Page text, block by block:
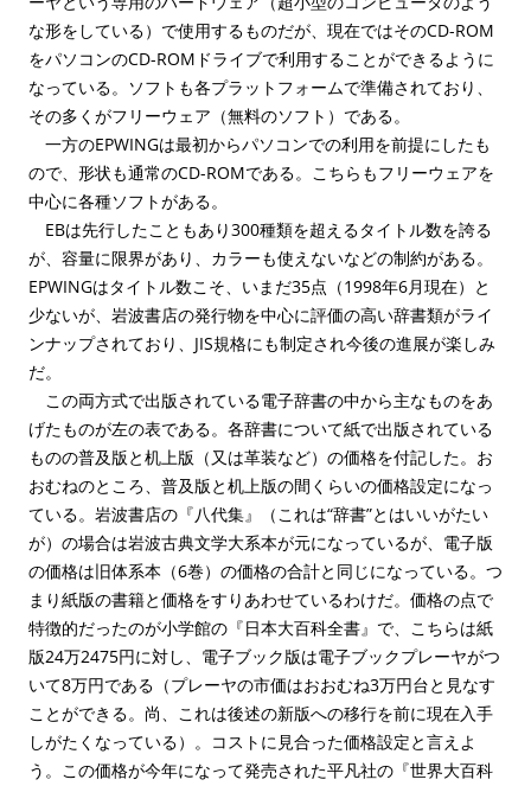
な形をしている）で使用するものだが、現在ではそのCD-ROM
をパソコンのCD-ROMドライブで利用することができるように
なっている。ソフトも各プラットフォームで準備されており、
その多くがフリーウェア（無料のソフト）である。
一方のEPWINGは最初からパソコンでの利用を前提にしたも
ので、形状も通常のCD-ROMである。こちらもフリーウェアを
中心に各種ソフトがある。
EBは先行したこともあり300種類を超えるタイトル数を誇る
が、容量に限界があり、カラーも使えないなどの制約がある。
EPWINGはタイトル数こそ、いまだ35点（1998年6月現在）と
少ないが、岩波書店の発行物を中心に評価の高い辞書類がライ
ンナップされており、JIS規格にも制定され今後の進展が楽しみ
だ。
この両方式で出版されている電子辞書の中から主なものをあ
げたものが左の表である。各辞書について紙で出版されている
ものの普及版と机上版（又は革装など）の価格を付記した。お
おむねのところ、普及版と机上版の間くらいの価格設定になっ
ている。岩波書店の『八代集』（これは“辞書”とはいいがたい
が）の場合は岩波古典文学大系本が元になっているが、電子版
の価格は旧体系本（6巻）の価格の合計と同じになっている。つ
まり紙版の書籍と価格をすりあわせているわけだ。価格の点で
特徴的だったのが小学館の『日本大百科全書』で、こちらは紙
版24万2475円に対し、電子ブック版は電子ブックプレーヤがつ
いて8万円である（プレーヤの市価はおおむね3万円台と見なす
ことができる。尚、これは後述の新版への移行を前に現在入手
しがたくなっている）。コストに見合った価格設定と言えよ
う。この価格が今年になって発売された平凡社の『世界大百科